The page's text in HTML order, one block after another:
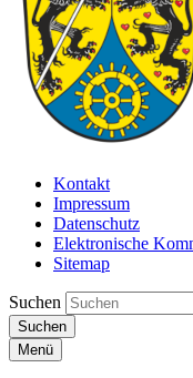
Kontakt
Impressum
Datenschutz
Elektronische
Sitemap
Suchen
Suchen
Menü